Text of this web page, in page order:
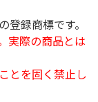
録商標です。
実際の商品とは
とを固く禁止し